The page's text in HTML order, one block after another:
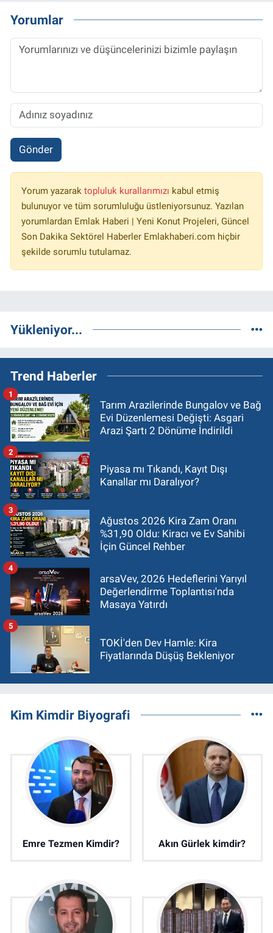
Yorumlar
Gönder
Yorum yazarak topluluk kurallarımızı kabul etmiş
bulunuyor ve tüm sorumluluğu üstleniyorsunuz. Yazılan
yorumlardan Emlak Haberi | Yeni Konut Projeleri, Güncel
Son Dakika Sektörel Haberler Emlakhaberi.com hiçbir
şekilde sorumlu tutulamaz.
Yükleniyor...
Trend Haberler
Tarım Arazilerinde Bungalov ve Bağ
Evi Düzenlemesi Değişti: Asgari
Arazi Şartı 2 Dönüme İndirildi
1
Piyasa mı Tıkandı, Kayıt Dışı
Kanallar mı Daralıyor?
2
Ağustos 2026 Kira Zam Oranı
%31,90 Oldu: Kiracı ve Ev Sahibi
İçin Güncel Rehber
3
arsaVev, 2026 Hedeflerini Yarıyıl
Değerlendirme Toplantısı'nda
Masaya Yatırdı
4
TOKİ'den Dev Hamle: Kira
Fiyatlarında Düşüş Bekleniyor
5
Kim Kimdir Biyografi
Emre Tezmen Kimdir? Akın Gürlek kimdir?